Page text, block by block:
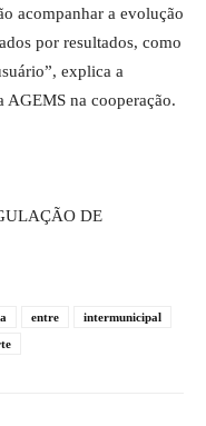
acompanhar a evolução
por resultados, como
explica a
AGEMS na cooperação.
DE
entre
intermunicipal